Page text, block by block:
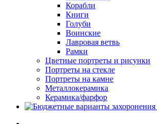
Корабли
Книги
Голуби
Воинские
Лавровая ветвь
Рамки
Цветные портреты и рисунки
Портреты на стекле
Портреты на камне
Металлокерамика
Керамика/фарфор